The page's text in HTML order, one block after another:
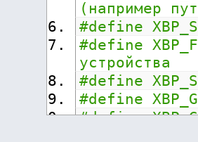
(например
#define
#define
устройства
#define
#define
#define